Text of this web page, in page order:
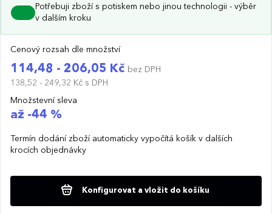
Potřebuji zboží s potiskem nebo jinou technologii - výběr
v dalším kroku
Cenový rozsah dle množství
114,48 - 206,05 Kč bez DPH
138,52 - 249,32 Kč s DPH
Množstevní sleva
až -44 %
Termín dodání zboží automaticky vypočítá košík v dalších
krocích objednávky
Konfigurovat a vložit do košíku